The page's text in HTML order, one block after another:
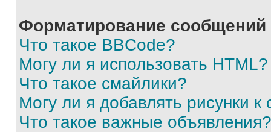
Форматирование
Что такое BBCode?
Могу ли я использовать HTML?
Что такое смайлики?
Могу ли я добавлять рисунки
Что такое важные объявления?